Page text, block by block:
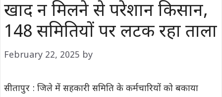
खाद न मिलने से परेशान किसान,
148 समितियों पर लटक रहा ताला
February 22, 2025 by
सीतापुर : जिले में सहकारी समिति के कर्मचारियों को बकाया